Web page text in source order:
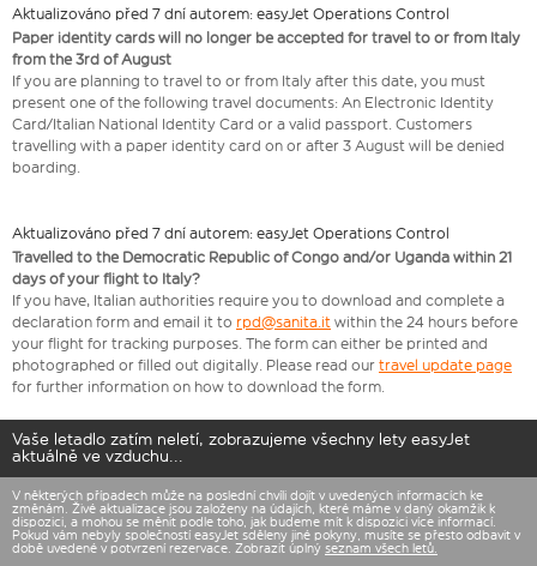
Aktualizováno před 7 dní autorem: easyJet Operations Control
Paper identity cards will no longer be accepted for travel to or from Italy
from the 3rd of August
If you are planning to travel to or from Italy after this date, you must
present one of the following travel documents: An Electronic Identity
Card/Italian National Identity Card or a valid passport. Customers
travelling with a paper identity card on or after 3 August will be denied
boarding.
Aktualizováno před 7 dní autorem: easyJet Operations Control
Travelled to the Democratic Republic of Congo and/or Uganda within 21
days of your flight to Italy?
If you have, Italian authorities require you to download and complete a
declaration form and email it to rpd@sanita.it within the 24 hours before
your flight for tracking purposes. The form can either be printed and
photographed or filled out digitally. Please read our travel update page
for further information on how to download the form.
Vaše letadlo zatím neletí, zobrazujeme všechny lety easyJet
aktuálně ve vzduchu...
V některých případech může na poslední chvíli dojít v uvedených informacích ke
změnám. Živé aktualizace jsou založeny na údajích, které máme v daný okamžik k
dispozici, a mohou se měnit podle toho, jak budeme mít k dispozici více informací.
Pokud vám nebyly společností easyJet sděleny jiné pokyny, musíte se přesto odbavit v
době uvedené v potvrzení rezervace. Zobrazit úplný seznam všech letů.